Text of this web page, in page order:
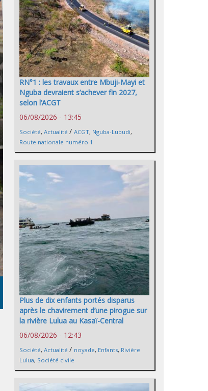
RN°1 : les travaux entre Mbuji-Mayi et
Nguba devraient s’achever fin 2027,
selon l’ACGT
06/08/2026 - 13:45
Société, Actualité / ACGT, Nguba-Lubudi,
Route nationale numéro 1
Plus de dix enfants portés disparus
après le chavirement d’une pirogue sur
la rivière Lulua au Kasaï-Central
06/08/2026 - 12:43
Société, Actualité / noyade, Enfants, Rivière
Lulua, Société civile